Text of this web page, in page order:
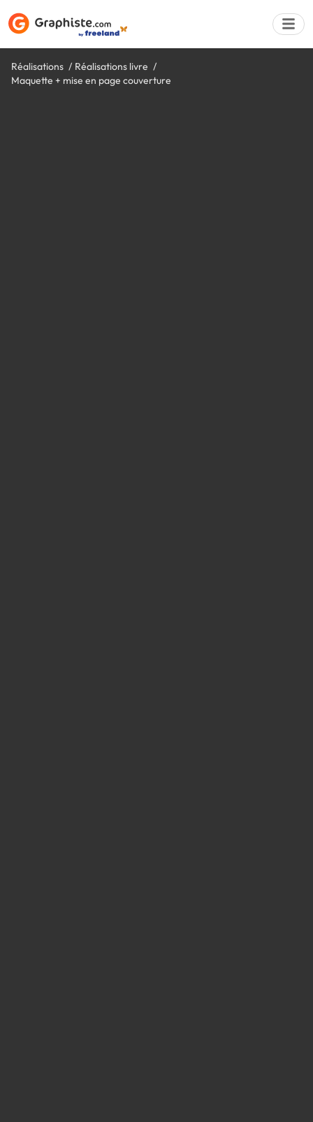
Réalisations
Réalisations livre
Maquette + mise en page couverture